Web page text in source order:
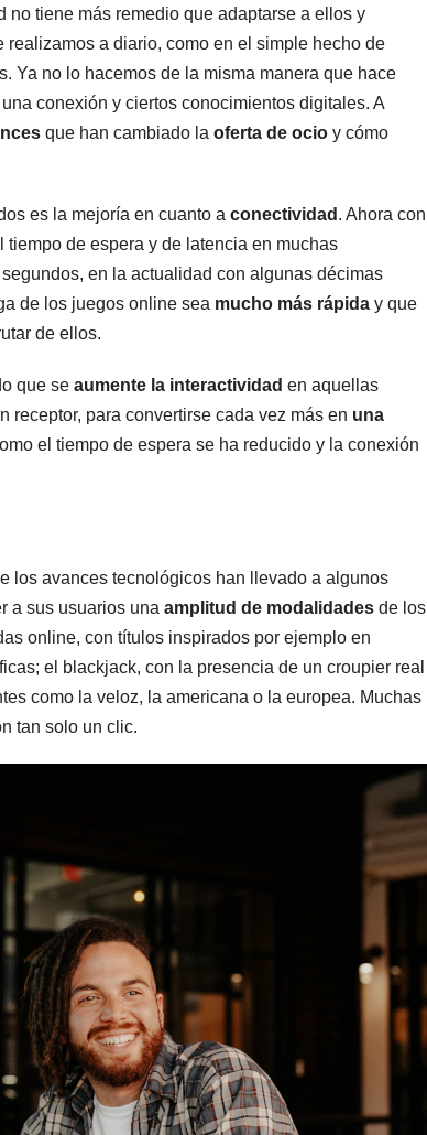
tiene más remedio que adaptarse a ellos y
a diario, como en el simple hecho de
Ya no lo hacemos de la misma manera que hace
conexión y ciertos conocimientos digitales. A
que han cambiado la oferta de ocio y cómo
es la mejoría en cuanto a conectividad . Ahora con
de espera y de latencia en muchas
en la actualidad con algunas décimas
de los juegos online sea mucho más rápida y que
de ellos.
que se aumente la interactividad en aquellas
para convertirse cada vez más en una
el tiempo de espera se ha reducido y la conexión
los avances tecnológicos han llevado a algunos
a sus usuarios una amplitud de modalidades de los
online, con títulos inspirados por ejemplo en
el blackjack, con la presencia de un croupier real
como la veloz, la americana o la europea. Muchas
tan solo un clic.